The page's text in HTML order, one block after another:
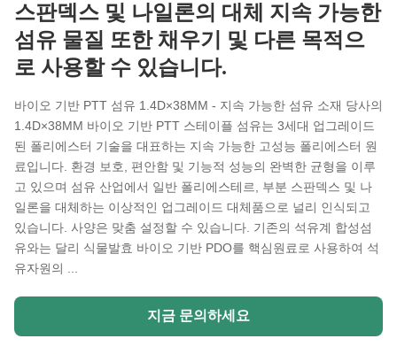
스판덱스 및 나일론의 대체 지속 가능한
섬유 물질 또한 채우기 및 다른 목적으
로 사용할 수 있습니다.
바이오 기반 PTT 섬유 1.4D×38MM - 지속 가능한 섬유 소재 당사의
1.4D×38MM 바이오 기반 PTT 스테이플 섬유는 3세대 업그레이드
된 폴리에스터 기술을 대표하는 지속 가능한 고성능 폴리에스터 원
료입니다. 환경 보호, 편안함 및 기능적 성능의 완벽한 균형을 이루
고 있으며 섬유 산업에서 일반 폴리에스테르, 부분 스판덱스 및 나
일론을 대체하는 이상적인 업그레이드 대체품으로 널리 인식되고
있습니다. 사양은 맞춤 설정할 수 있습니다. 기존의 석유계 합성섬
유와는 달리 식물발효 바이오 기반 PDO를 핵심원료로 사용하여 석
유자원의 ...
지금 문의하세요